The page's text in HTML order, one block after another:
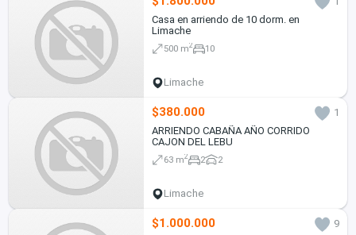
Casa en arriendo de 10 dorm. en
Limache
500 m2 10
Limache
$380.000
1
ARRIENDO CABAÑA AÑO CORRIDO
CAJON DEL LEBU
63 m2 2 2
Limache
$1.000.000
9